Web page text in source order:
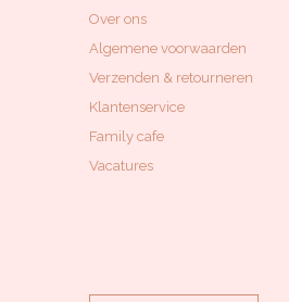
Over ons
Algemene voorwaarden
Verzenden & retourneren
Klantenservice
Family cafe
Vacatures